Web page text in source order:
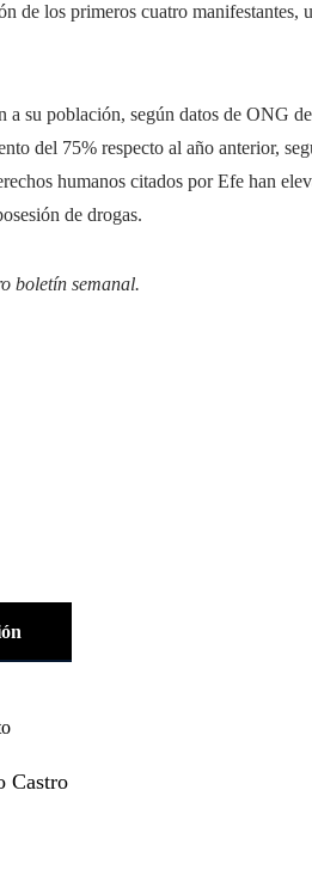
de los primeros cuatro manifestantes,
a su población, según datos de ONG
del 75% respecto al año anterior,
humanos citados por Efe han
de drogas.
boletín semanal.
Castro